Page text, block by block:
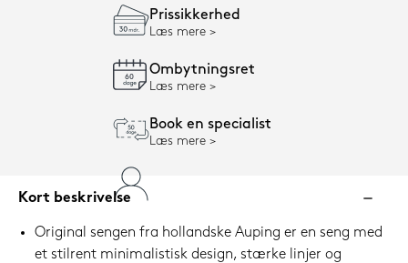
Prissikkerhed
Læs mere
Ombytningsret
Læs mere
Book en specialist
Læs mere
Kort beskrivelse
Original sengen fra hollandske Auping er en seng med
et stilrent minimalistisk design, stærke linjer og